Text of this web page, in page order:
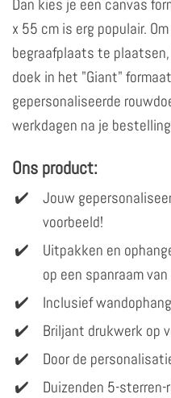
Dan kies je een canvas
x 55 cm is erg populair.
begraafplaats te
doek in het "Giant"
gepersonaliseerde
werkdagen na je
Ons product:
Jouw
voorbeeld!
Uitpakken en
op een spanraam
Inclusief
Briljant drukwerk op
Door de
Duizenden 5-